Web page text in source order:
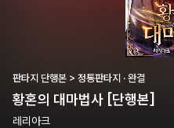
판타지 단행본 > 정통판타지 · 완결
황혼의 대마법사 [단행본]
레리아크